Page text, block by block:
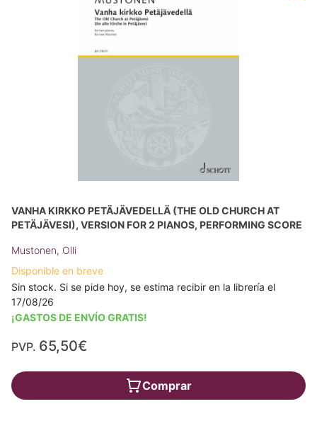
VANHA KIRKKO PETÄJÄVEDELLÄ (THE OLD CHURCH AT
PETÄJÄVESI), VERSION FOR 2 PIANOS, PERFORMING SCORE
Mustonen, Olli
Disponible en breve
Sin stock. Si se pide hoy, se estima recibir en la librería el
17/08/26
¡GASTOS DE ENVÍO GRATIS!
PVP. 65,50€
Comprar